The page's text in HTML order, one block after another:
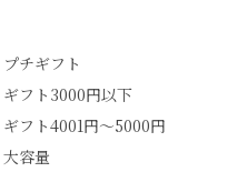
景、もっと知られてほ
しい！ 🍋締めは「みず
話題のレモンわらび餅
と、夏季限定・竹筒入
プチギフト
ギフト3000円以下
ギフト4001円～5000円
大容量